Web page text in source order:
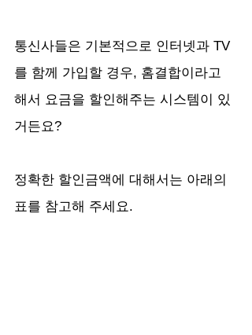
통신사들은 기본적으로 인터넷과 TV
를 함께 가입할 경우, 홈결합이라고
해서 요금을 할인해주는 시스템이 있
거든요?
정확한 할인금액에 대해서는 아래의
표를 참고해 주세요.